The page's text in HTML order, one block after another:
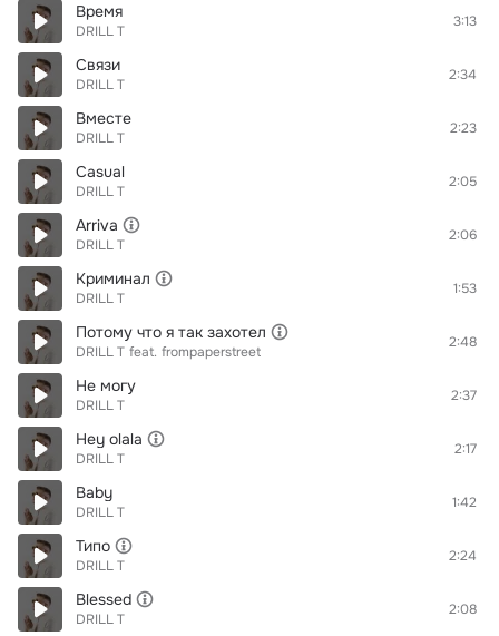
Время
DRILL T
3:13
Связи
DRILL T
2:34
Вместе
DRILL T
2:23
Casual
DRILL T
2:05
Arriva
DRILL T
2:06
Криминал
DRILL T
1:53
Потому что я так захотел
DRILL T feat. frompaperstreet
2:48
Не могу
DRILL T
2:37
Hey olala
DRILL T
2:17
Baby
DRILL T
1:42
Типо
DRILL T
2:24
Blessed
DRILL T
2:08